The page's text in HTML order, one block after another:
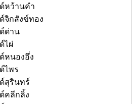
หว้านคำ
จิกสังข์ทอง
ด่าน
ไผ่
หนองอึ่ง
ไพร
สุรินทร์
คลีกลิ้ง